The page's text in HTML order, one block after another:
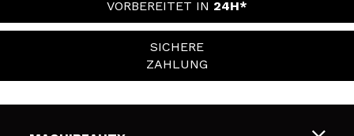
VORBEREITET IN 24H*
SICHERE
ZAHLUNG